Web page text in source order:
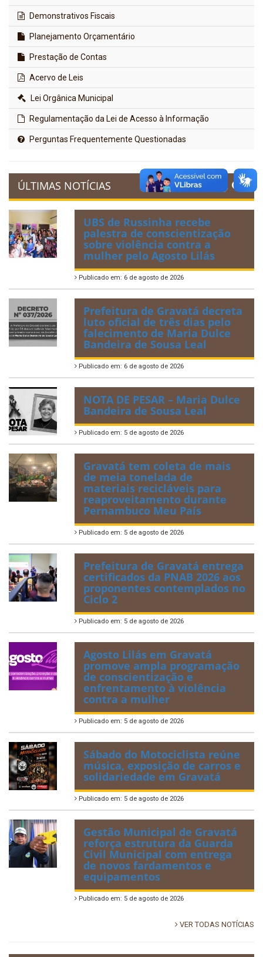
Demonstrativos Fiscais
Planejamento Orçamentário
Prestação de Contas
Acervo de Leis
Lei Orgânica Municipal
Regulamentação da Lei de Acesso à Informação
Perguntas Frequentemente Questionadas
ÚLTIMAS NOTÍCIAS
UBS de Russinha recebe
palestra de conscientização
sobre violência contra a
mulher pelo Agosto Lilás
Publicado em: 6 de agosto de 2026
Prefeitura de Gravatá decreta
luto oficial de três dias pelo
falecimento de Maria Dulce
Bandeira de Sousa Leal
Publicado em: 6 de agosto de 2026
NOTA DE PESAR – Maria Dulce
Bandeira de Sousa Leal
Publicado em: 5 de agosto de 2026
Gravatá tem coleta de mais
de meia tonelada de
materiais recicláveis para
reaproveitamento durante
Pernambuco Meu País
Publicado em: 5 de agosto de 2026
Prefeitura de Gravatá entrega
certificados da PNAB 2026 aos
proponentes contemplados no
Ciclo 2
Publicado em: 5 de agosto de 2026
Agosto Lilás em Gravatá
promove ampla programação
de conscientização e
enfrentamento à violência
contra a mulher
Publicado em: 5 de agosto de 2026
Sábado do Motociclista reúne
música, exposição de carros e
solidariedade em Gravatá
Publicado em: 5 de agosto de 2026
Gestão Municipal de Gravatá
reforça estrutura da Guarda
Civil Municipal com entrega
de novos fardamentos e
equipamentos
Publicado em: 5 de agosto de 2026
VER TODAS NOTÍCIAS